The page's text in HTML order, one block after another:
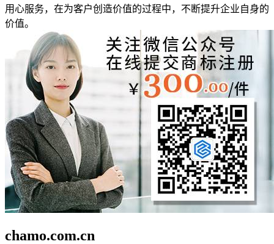
用心服务，在为客户创造价值的过程中，不断提升企业自身的
价值。
chamo.com.cn